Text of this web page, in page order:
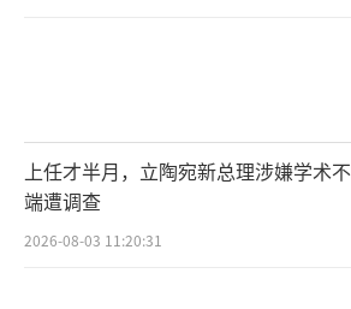
上任才半月，立陶宛新总理涉嫌学术不
端遭调查
2026-08-03 11:20:31